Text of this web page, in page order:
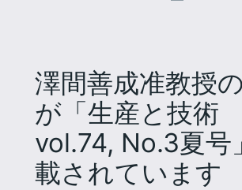
澤間善成准教授
が「生産と技術
vol.74, No.3夏号
載されています